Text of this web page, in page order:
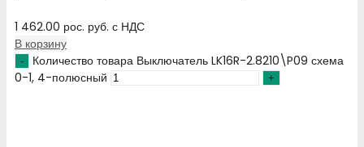
1 462.00 рос. руб. с НДС
В корзину
Количество товара Выключатель LK16R-2.8210\P09 схема
0-1, 4-полюсный